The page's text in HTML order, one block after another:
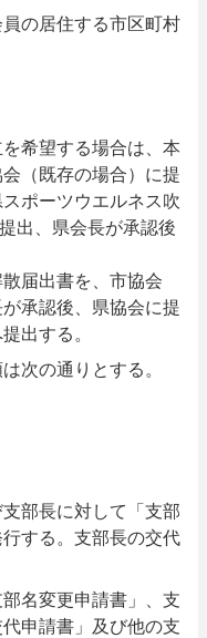
の居住する市区町村
希望する場合は、本
（既存の場合）に提
ポーツウエルネス吹
出、県会長が承認後
届出書を、市協会
承認後、県協会に提
出する。
次の通りとする。
部長に対して「支部
する。支部長の交代
名変更申請書」、支
申請書」及び他の支